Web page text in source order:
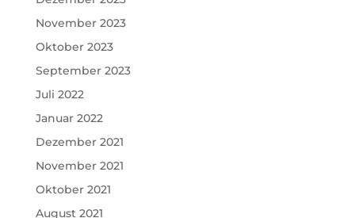
November 2023
Oktober 2023
September 2023
Juli 2022
Januar 2022
Dezember 2021
November 2021
Oktober 2021
August 2021